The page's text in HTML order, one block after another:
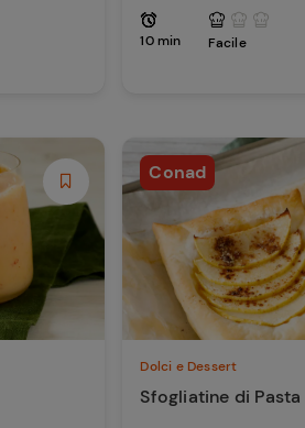
10 min Facile
Conad
Dolci e Dessert
Sfogliatine di